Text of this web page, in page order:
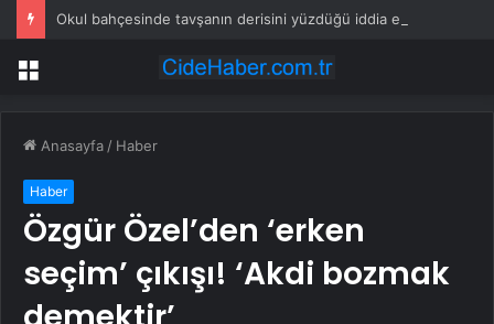
Menü
Anasayfa / Haber
Haber
Özgür Özel’den ‘erken
seçim’ çıkışı! ‘Akdi bozmak